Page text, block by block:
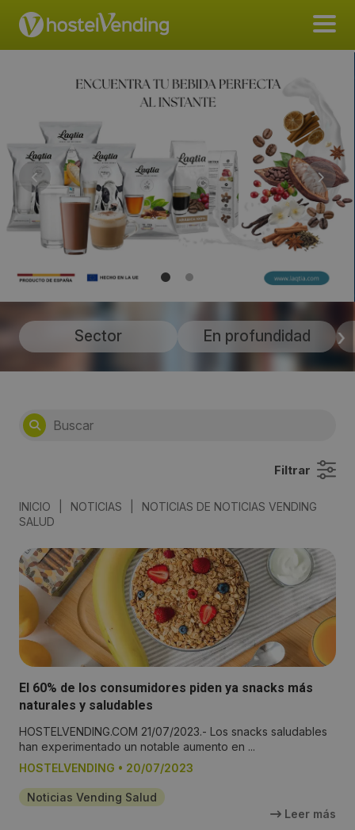
Sector En profundidad
Filtrar
INICIO NOTICIAS
NOTICIAS DE NOTICIAS VENDING
SALUD
El 60% de los consumidores piden ya snacks más
naturales y saludables
HOSTELVENDING.COM 21/07/2023.- Los snacks saludables
han experimentado un notable aumento en ...
HOSTELVENDING • 20/07/2023
Noticias Vending Salud
Leer más